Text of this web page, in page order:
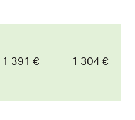
1 391 € 1 304 €